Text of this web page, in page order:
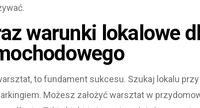
warunki lokalowe
to fundament sukcesu. Szukaj lokalu
Możesz założyć warsztat w